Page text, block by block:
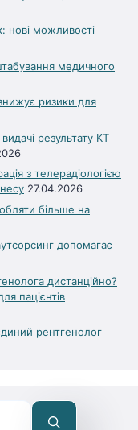
нові можливості
медичного
ризики для
результату КТ
з телерадіологією
27.04.2026
більше на
допомагає
дистанційно?
пацієнтів
рентгенолог